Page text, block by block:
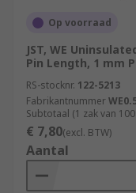
Op voorraad
JST, WE
Pin Length, 1 mm
RS-stocknr. 122-5213
Fabrikantnummer
Subtotaal (1 zak van
€ 7,80(excl. BTW)
Aantal